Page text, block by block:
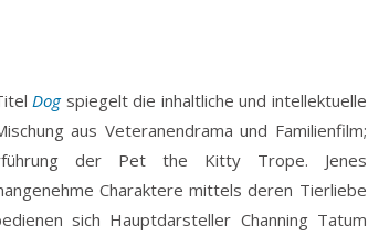
Dogspiegelt die inhaltliche und intellektuelle
aus Veteranendrama und Familienfilm;
der Pet the Kitty Trope. Jenes
Charaktere mittels deren Tierliebe
sich Hauptdarsteller Channing Tatum